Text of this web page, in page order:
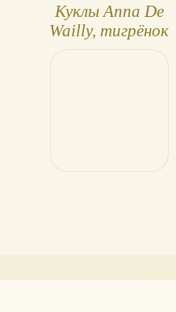
Куклы Anna De
Wailly, тигрёнок